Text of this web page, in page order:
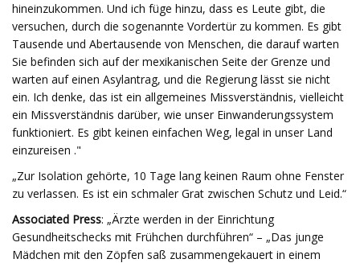
hineinzukommen. Und ich füge hinzu, dass es Leute gibt, die
versuchen, durch die sogenannte Vordertür zu kommen. Es gibt
Tausende und Abertausende von Menschen, die darauf warten
Sie befinden sich auf der mexikanischen Seite der Grenze und
warten auf einen Asylantrag, und die Regierung lässt sie nicht
ein. Ich denke, das ist ein allgemeines Missverständnis, vielleicht
ein Missverständnis darüber, wie unser Einwanderungssystem
funktioniert. Es gibt keinen einfachen Weg, legal in unser Land
einzureisen ."
„Zur Isolation gehörte, 10 Tage lang keinen Raum ohne Fenster
zu verlassen. Es ist ein schmaler Grat zwischen Schutz und Leid.“
Associated Press: „Ärzte werden in der Einrichtung
Gesundheitschecks mit Frühchen durchführen“ – „Das junge
Mädchen mit den Zöpfen saß zusammengekauert in einem